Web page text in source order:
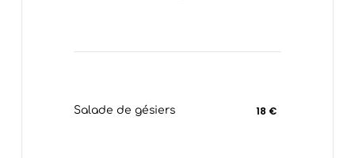
Salade de gésiers 18 €